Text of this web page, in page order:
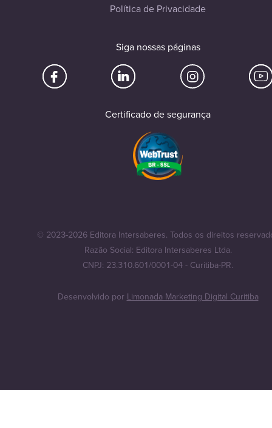
Política de Privacidade
Siga nossas páginas
Certificado de segurança
© 2023-2026 Editora Intersaberes. Todos os direitos
Razão Social: Editora Intersaberes Ltda.
CNPJ: 23.310.601/0001-04 - Curitiba-PR.
Desenvolvido por Limonada Marketing Digital Curitiba